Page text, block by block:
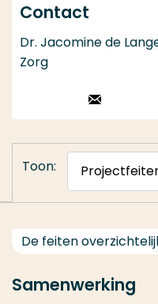
Contact
Dr. Jacomine de
Zorg
Stuur
Toon:
De feiten
Samenwerking